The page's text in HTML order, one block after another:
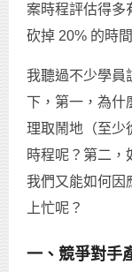
案時程評估得多
砍掉 20% 的時
我聽過不少學員
下，第一，為什
理取鬧地（至少
時程呢？第二，
我們又能如何因
上忙呢？
一、競爭對手